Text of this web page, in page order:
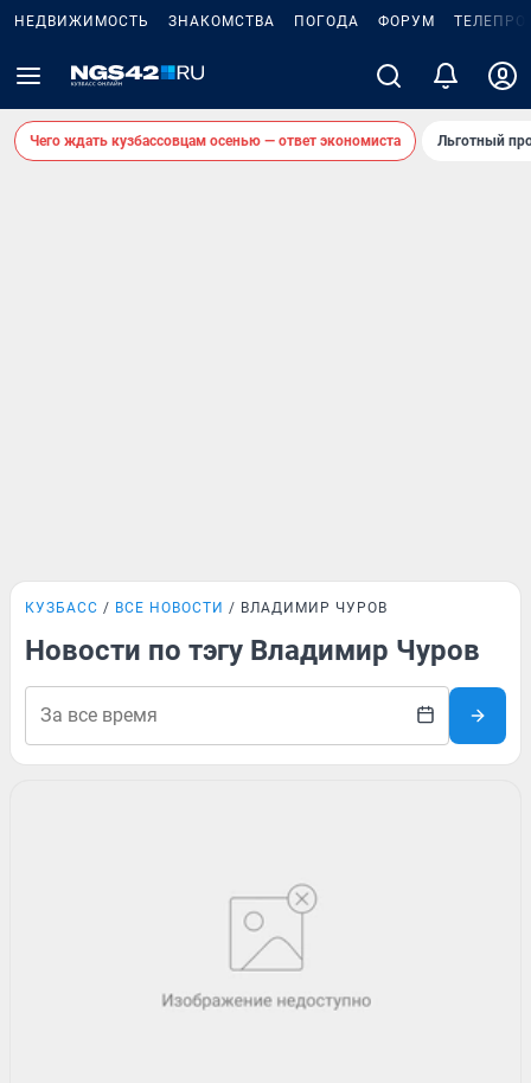
НЕДВИЖИМОСТЬ ЗНАКОМСТВА ПОГОДА ФОРУМ
Чего ждать кузбассовцам осенью — ответ экономиста Льготный
КУЗБАСС ВСЕ НОВОСТИ ВЛАДИМИР ЧУРОВ
Новости по тэгу Владимир Чуров